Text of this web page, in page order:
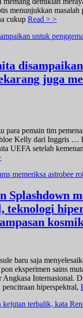
menunjukkan masalah
cukup Read > >
juga
para pemain tim
Kelly dari Inggris …
UEFA setelah
Splashdown
teknologi
baru saja
eksperimen sains
Angkasa Internasional.
hiperspektral,